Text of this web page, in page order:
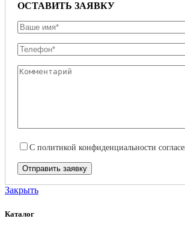
ОСТАВИТЬ ЗАЯВКУ
С политикой конфиденциальности
Закрыть
Каталог